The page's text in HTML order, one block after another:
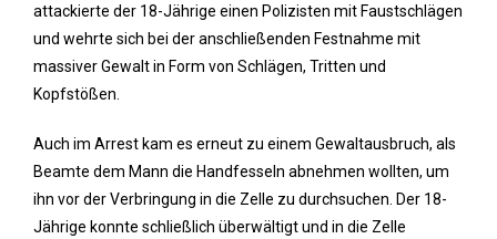
attackierte der 18-Jährige einen Polizisten mit Faustschlägen
und wehrte sich bei der anschließenden Festnahme mit
massiver Gewalt in Form von Schlägen, Tritten und
Kopfstößen.
Auch im Arrest kam es erneut zu einem Gewaltausbruch, als
Beamte dem Mann die Handfesseln abnehmen wollten, um
ihn vor der Verbringung in die Zelle zu durchsuchen. Der 18-
Jährige konnte schließlich überwältigt und in die Zelle